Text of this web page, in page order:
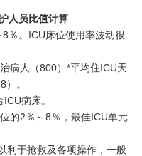
人员比值计算
％。ICU床位使用率波动很
病人（800）*平均住ICU天
。
病床。
的2％～8％，最佳ICU单元
利于抢救及各项操作，一般